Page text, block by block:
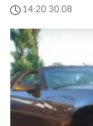
14:20 30.08